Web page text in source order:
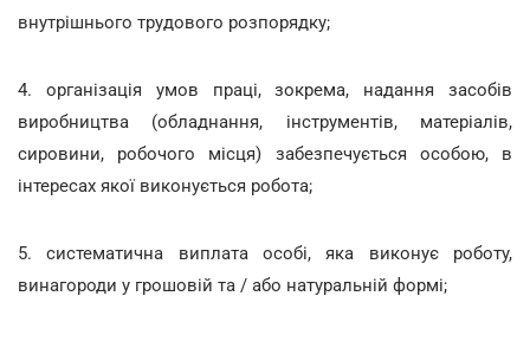
внутрішнього трудового розпорядку;
4. організація умов праці, зокрема, надання засобів
виробництва (обладнання, інструментів, матеріалів,
сировини, робочого місця) забезпечується особою, в
інтересах якої виконується робота;
5. систематична виплата особі, яка виконує роботу,
винагороди у грошовій та / або натуральній формі;